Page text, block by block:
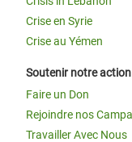
Crise en Syrie
Crise au Yémen
Soutenir notre action
Faire un Don
Rejoindre nos
Travailler Avec Nous